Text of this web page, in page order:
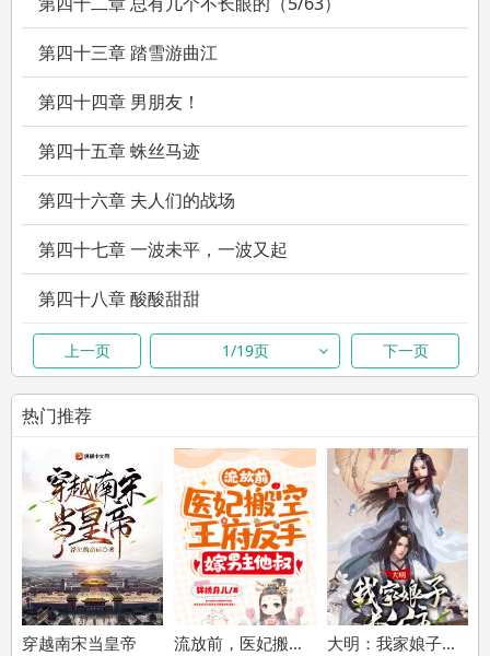
第四十三章 踏雪游曲江
第四十四章 男朋友！
第四十五章 蛛丝马迹
第四十六章 夫人们的战场
第四十七章 一波未平，一波又起
第四十八章 酸酸甜甜
第四十九章 日晚倦梳拢
第五十章 那一剑的风情
第五十一章 双簧（5/65）
第五十二章 太后的探望
第五十三章 当代真君子
感谢各位大佬的支持！
第五十四章 邀功
上一页 1/19页 下一页
热门推荐
穿越南宋当皇帝 流放前，医妃搬空王府反手嫁男主他叔 大明：我家娘子长公主